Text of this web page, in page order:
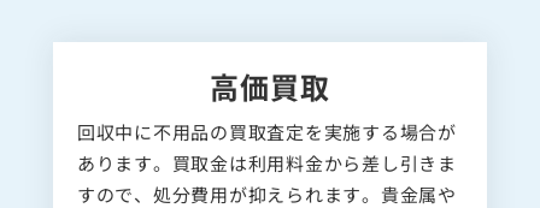
高価買取
回収中に不用品の買取査定を実施する場合が
あります。買取金は利用料金から差し引きま
すので、処分費用が抑えられます。貴金属や